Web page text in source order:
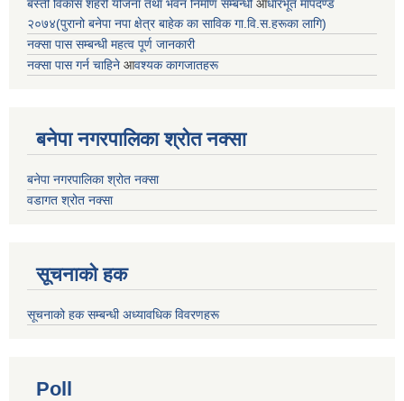
बस्ती विकास शहरी योजना तथा भवन निर्माण सम्बन्धीआधारभूत मापदण्ड
२०७४(पुरानो बनेपा नपा क्षेत्र बाहेक का साविक गा.वि.स.हरूका लागि)
नक्सा पास सम्बन्धी महत्व पूर्ण जानकारी
नक्सा पास गर्न चाहिने आवश्यक कागजातहरू
बनेपा नगरपालिका श्रोत नक्सा
बनेपा नगरपालिका श्रोत नक्सा
वडागत श्रोत नक्सा
सूचनाको हक
सूचनाको हक सम्बन्धी अध्यावधिक विवरणहरू
Poll